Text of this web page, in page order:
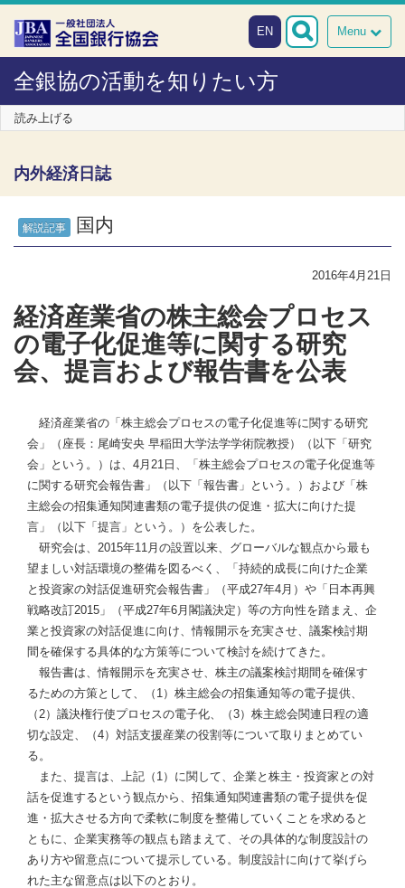
本文へスキップ
障がい者向け相談窓口
Menu
EN
全銀協の活動を知りたい方
読み上げる
内外経済日誌
解説記事 国内
2016年4月21日
経済産業省の株主総会プロセス
の電子化促進等に関する研究
会、提言および報告書を公表
経済産業省の「株主総会プロセスの電子化促進等に関する研究
会」（座長：尾崎安央 早稲田大学法学学術院教授）（以下「研究
会」という。）は、4月21日、「株主総会プロセスの電子化促進等
に関する研究会報告書」（以下「報告書」という。）および「株
主総会の招集通知関連書類の電子提供の促進・拡大に向けた提
言」（以下「提言」という。）を公表した。
研究会は、2015年11月の設置以来、グローバルな観点から最も
望ましい対話環境の整備を図るべく、「持続的成長に向けた企業
と投資家の対話促進研究会報告書」（平成27年4月）や「日本再興
戦略改訂2015」（平成27年6月閣議決定）等の方向性を踏まえ、企
業と投資家の対話促進に向け、情報開示を充実させ、議案検討期
間を確保する具体的な方策等について検討を続けてきた。
報告書は、情報開示を充実させ、株主の議案検討期間を確保す
るための方策として、（1）株主総会の招集通知等の電子提供、
（2）議決権行使プロセスの電子化、（3）株主総会関連日程の適
切な設定、（4）対話支援産業の役割等について取りまとめてい
る。
また、提言は、上記（1）に関して、企業と株主・投資家との対
話を促進するという観点から、招集通知関連書類の電子提供を促
進・拡大させる方向で柔軟に制度を整備していくことを求めると
ともに、企業実務等の観点も踏まえて、その具体的な制度設計の
あり方や留意点について提示している。制度設計に向けて挙げら
れた主な留意点は以下のとおり。